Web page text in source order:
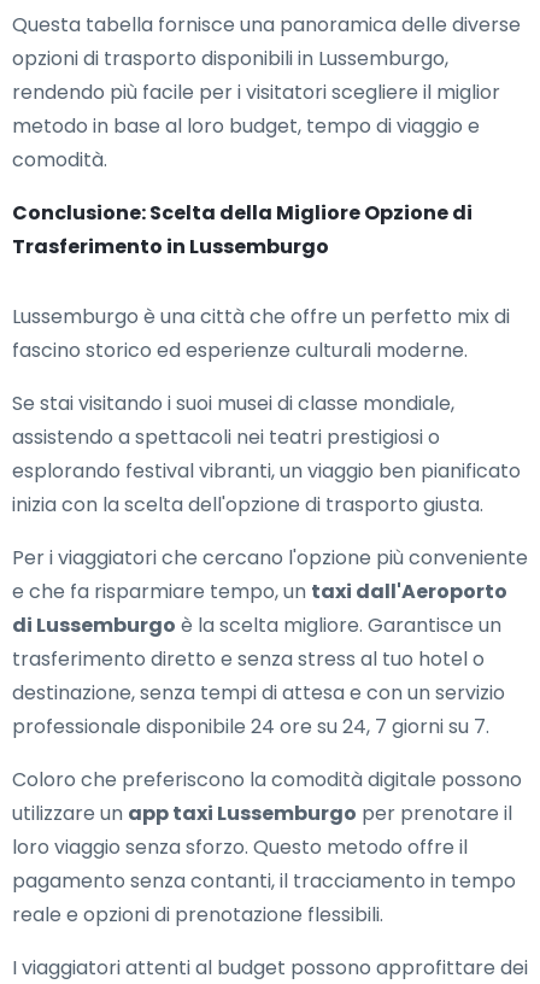
Questa tabella fornisce una panoramica delle diverse
opzioni di trasporto disponibili in Lussemburgo,
rendendo più facile per i visitatori scegliere il miglior
metodo in base al loro budget, tempo di viaggio e
comodità.
Conclusione: Scelta della Migliore Opzione di
Trasferimento in Lussemburgo
Lussemburgo è una città che offre un perfetto mix di
fascino storico ed esperienze culturali moderne.
Se stai visitando i suoi musei di classe mondiale,
assistendo a spettacoli nei teatri prestigiosi o
esplorando festival vibranti, un viaggio ben pianificato
inizia con la scelta dell'opzione di trasporto giusta.
Per i viaggiatori che cercano l'opzione più conveniente
e che fa risparmiare tempo, un taxi dall'Aeroporto
di Lussemburgo è la scelta migliore. Garantisce un
trasferimento diretto e senza stress al tuo hotel o
destinazione, senza tempi di attesa e con un servizio
professionale disponibile 24 ore su 24, 7 giorni su 7.
Coloro che preferiscono la comodità digitale possono
utilizzare un app taxi Lussemburgo per prenotare il
loro viaggio senza sforzo. Questo metodo offre il
pagamento senza contanti, il tracciamento in tempo
reale e opzioni di prenotazione flessibili.
I viaggiatori attenti al budget possono approfittare dei